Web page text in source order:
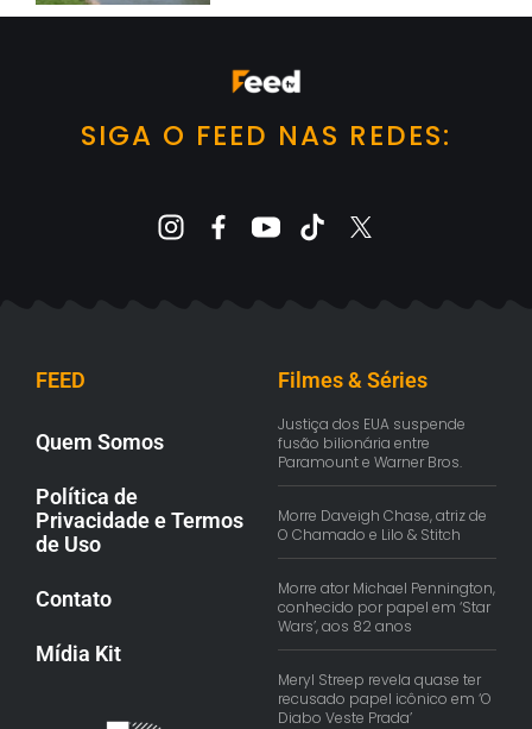
SIGA O FEED NAS REDES:
FEED
Quem Somos
Política de
Privacidade e Termos
de Uso
Contato
Mídia Kit
Filmes & Séries
Justiça dos EUA suspende
fusão bilionária entre
Paramount e Warner Bros.
Morre Daveigh Chase, atriz de
O Chamado e Lilo & Stitch
Morre ator Michael Pennington,
conhecido por papel em ‘Star
Wars’, aos 82 anos
Meryl Streep revela quase ter
recusado papel icônico em ‘O
Diabo Veste Prada’